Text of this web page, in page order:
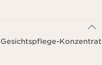
Zwecke.
Gesichtspflege-Konzentrat